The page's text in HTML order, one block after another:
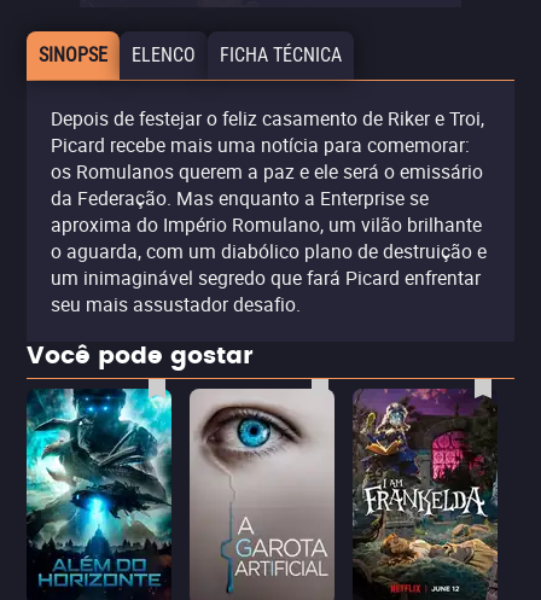
SINOPSE ELENCO FICHA TÉCNICA
Depois de festejar o feliz casamento de Riker e Troi,
Picard recebe mais uma notícia para comemorar:
os Romulanos querem a paz e ele será o emissário
da Federação. Mas enquanto a Enterprise se
aproxima do Império Romulano, um vilão brilhante
o aguarda, com um diabólico plano de destruição e
um inimaginável segredo que fará Picard enfrentar
seu mais assustador desafio.
Você pode gostar